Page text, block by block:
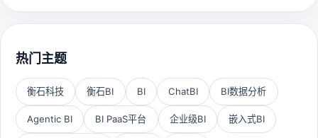
热门主题
衡石科技 衡石BI BI ChatBI BI数据分析
Agentic BI BI PaaS平台 企业级BI 嵌入式BI